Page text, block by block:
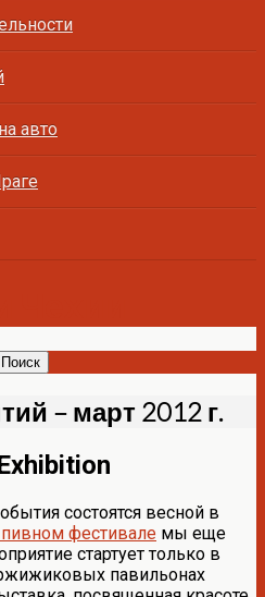
авто
– март 2012 г.
состоятся весной в
фестивале мы еще
стартует только в
павильонах